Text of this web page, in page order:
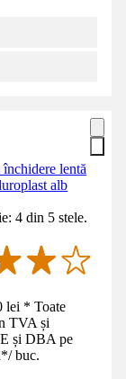
lentă
alb
4 din 5 stele.
lei * Toate
TVA și
și DBA pe
*/ buc.